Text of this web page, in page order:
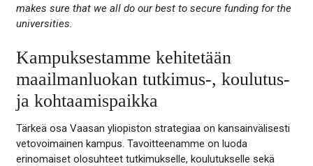
makes sure that we all do our best to secure funding for the
universities.
Kampuksestamme kehitetään
maailmanluokan tutkimus-, koulutus-
ja kohtaamispaikka
Tärkeä osa Vaasan yliopiston strategiaa on kansainvälisesti
vetovoimainen kampus. Tavoitteenamme on luoda
erinomaiset olosuhteet tutkimukselle, koulutukselle sekä